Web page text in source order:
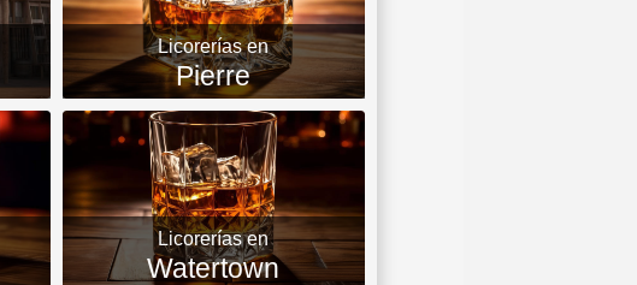
Licorerías en
Pierre
Licorerías en
Watertown